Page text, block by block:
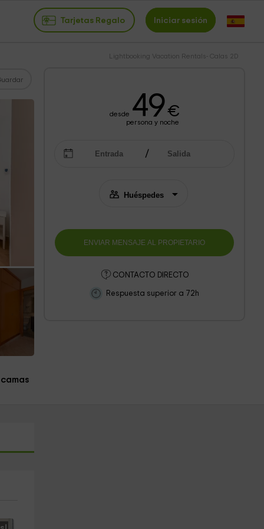
Tarjetas Regalo Iniciar sesión
Lightbooking Vacation Rentals- Calas 2D
desde 49€
persona y noche
CONTACTO DIRECTO
Respuesta superior a 72h
camas